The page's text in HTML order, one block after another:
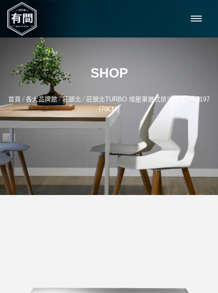
SHOP
首頁 / 各大品牌館/莊頭北 / 莊頭北TURBO 增壓單層式排油煙機TR-5197
(70CM)